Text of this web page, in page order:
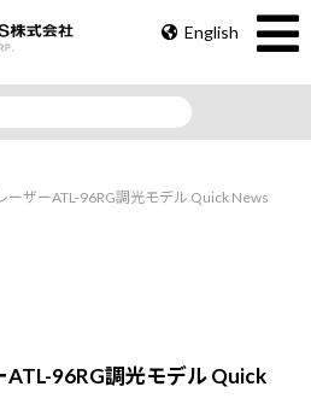
English
ーザーATL-96RG調光モデル Quick News
ATL-96RG調光モデル Quick